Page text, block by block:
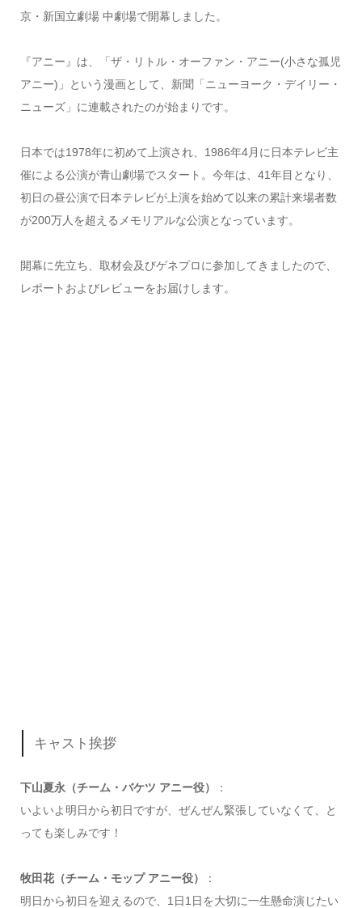
京・新国立劇場 中劇場で開幕しました。
『アニー』は、「ザ・リトル・オーファン・アニー(小さな孤児
アニー)」という漫画として、新聞「ニューヨーク・デイリー・
ニューズ」に連載されたのが始まりです。
日本では1978年に初めて上演され、1986年4月に日本テレビ主
催による公演が⻘山劇場でスタート。今年は、41年目となり、
初日の昼公演で日本テレビが上演を始めて以来の累計来場者数
が200万人を超えるメモリアルな公演となっています。
開幕に先立ち、取材会及びゲネプロに参加してきましたので、
レポートおよびレビューをお届けします。
キャスト挨拶
下山夏永（チーム・バケツ アニー役）
：
いよいよ明日から初日ですが、ぜんぜん緊張していなくて、と
っても楽しみです！
牧田花（チーム・モップ アニー役）
：
明日から初日を迎えるので、1日1日を大切に一生懸命演じたい